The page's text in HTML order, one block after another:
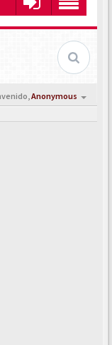
Anonymous